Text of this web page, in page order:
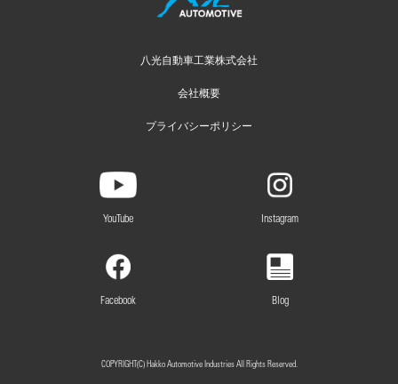
八光自動車工業株式会社
会社概要
プライバシーポリシー
YouTube Instagram
Facebook Blog
COPYRIGHT(C) Hakko Automotive Industries All Rights Reserved.